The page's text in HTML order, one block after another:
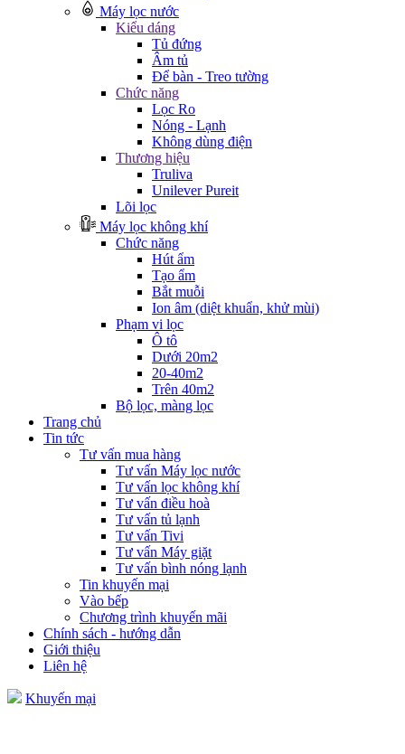
Máy lọc nước
Kiểu dáng
Tủ đứng
Âm tủ
Để bàn - Treo tường
Chức năng
Lọc Ro
Nóng - Lạnh
Không dùng điện
Thương hiệu
Truliva
Unilever Pureit
Lõi lọc
Máy lọc không khí
Chức năng
Hút ẩm
Tạo ẩm
Bắt muỗi
Ion âm (diệt khuẩn, khử mùi)
Phạm vi lọc
Ô tô
Dưới 20m2
20-40m2
Trên 40m2
Bộ lọc, màng lọc
Trang chủ
Tin tức
Tư vấn mua hàng
Tư vấn Máy lọc nước
Tư vấn lọc không khí
Tư vấn điều hoà
Tư vấn tủ lạnh
Tư vấn Tivi
Tư vấn Máy giặt
Tư vấn bình nóng lạnh
Tin khuyến mại
Vào bếp
Chương trình khuyến mãi
Chính sách - hướng dẫn
Giới thiệu
Liên hệ
Khuyến mại